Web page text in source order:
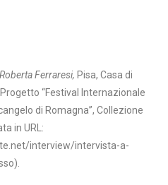
Roberta Ferraresi, Pisa, Casa di
“Festival Internazionale
di Romagna”, Collezione
in URL:
interview/intervista-a-